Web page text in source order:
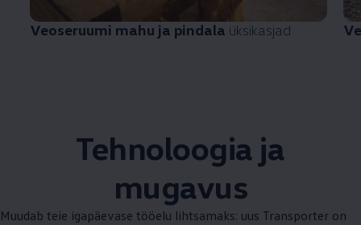
Veoseruumi mahu ja pindala üksikasjad
Tehnoloogia ja
mugavus
Muudab teie igapäevase tööelu lihtsamaks: uus Transporter on